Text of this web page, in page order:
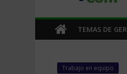
TEMAS DE
Trabajo en equipo